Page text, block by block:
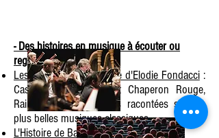
- Des histoires en musique à écouter ou
regarder :
Les histoires en musique d'Elodie Fondacci :
Casse-Noisettes, le Petit Chaperon Rouge,
Raiponce... des histoires racontées sur les
plus belles musiques classiques
L'Histoire de Babar, de Francis Poulenc;